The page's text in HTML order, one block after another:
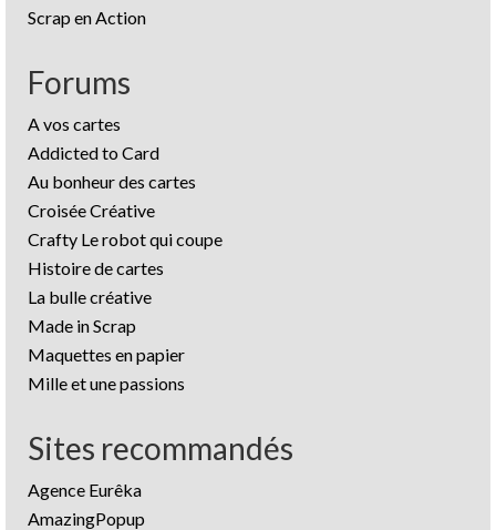
Scrap en Action
Forums
A vos cartes
Addicted to Card
Au bonheur des cartes
Croisée Créative
Crafty Le robot qui coupe
Histoire de cartes
La bulle créative
Made in Scrap
Maquettes en papier
Mille et une passions
Sites recommandés
Agence Eurêka
AmazingPopup